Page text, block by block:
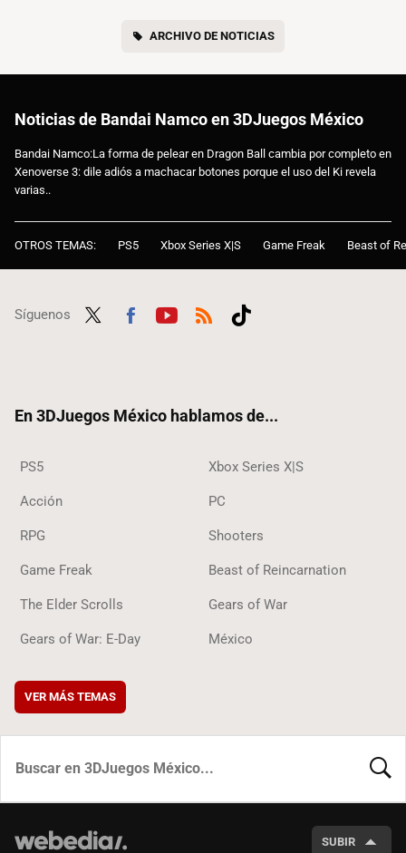
ARCHIVO DE NOTICIAS
Noticias de Bandai Namco en 3DJuegos México
Bandai Namco:La forma de pelear en Dragon Ball cambia por completo en
Xenoverse 3: dile adiós a machacar botones porque el uso del Ki revela
varias..
OTROS TEMAS: PS5 Xbox Series X|S Game Freak Beast of
Síguenos
En 3DJuegos México hablamos de...
PS5 Xbox Series X|S
Acción PC
RPG Shooters
Game Freak Beast of Reincarnation
The Elder Scrolls Gears of War
Gears of War: E-Day México
VER MÁS TEMAS
SUBIR